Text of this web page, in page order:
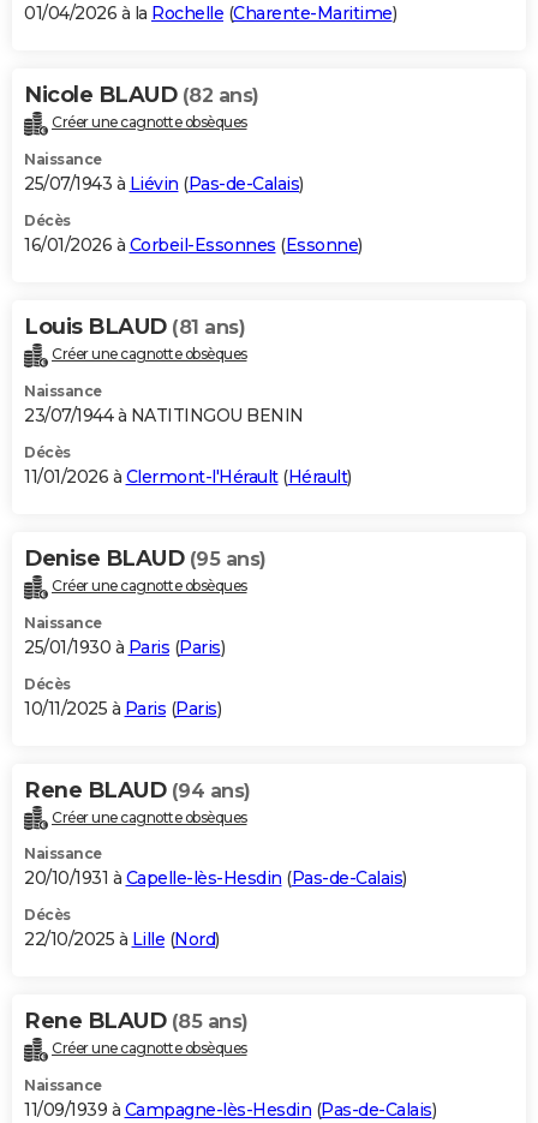
BONS PLANS
Carte de Noël
Carte Bonne année
Carte Saint-Valentin
Carte Pâques
Carte d'anniversaire
DICTIONNAIRE
Dictionnaire
Biographies
Citations
Expressions
Proverbes
PROGRAMME TV
S'inscrire
Se connecter
Lycées
Collèges
Primaires
Universités
Entreprises
Service militaire
Avis de recherche
AVIS DE DÉCÈS
Bricolage
Lifestyle
Culture
Sport
Auto
Television
Voyage
Cinema
01/04/2026 à la Rochelle (Charente-Maritime)
Nicole BLAUD (82 ans)
Créer une cagnotte obsèques
Naissance
25/07/1943 à Liévin (Pas-de-Calais)
Décès
16/01/2026 à Corbeil-Essonnes (Essonne)
Louis BLAUD (81 ans)
Créer une cagnotte obsèques
Naissance
23/07/1944 à NATITINGOU BENIN
Décès
11/01/2026 à Clermont-l'Hérault(Hérault)
Denise BLAUD (95 ans)
Créer une cagnotte obsèques
Naissance
25/01/1930 à Paris (Paris)
Décès
10/11/2025 à Paris (Paris)
Rene BLAUD (94 ans)
Créer une cagnotte obsèques
Naissance
20/10/1931 à Capelle-lès-Hesdin (Pas-de-Calais)
Décès
22/10/2025 à Lille (Nord)
Rene BLAUD (85 ans)
Créer une cagnotte obsèques
Naissance
11/09/1939 à Campagne-lès-Hesdin (Pas-de-Calais)